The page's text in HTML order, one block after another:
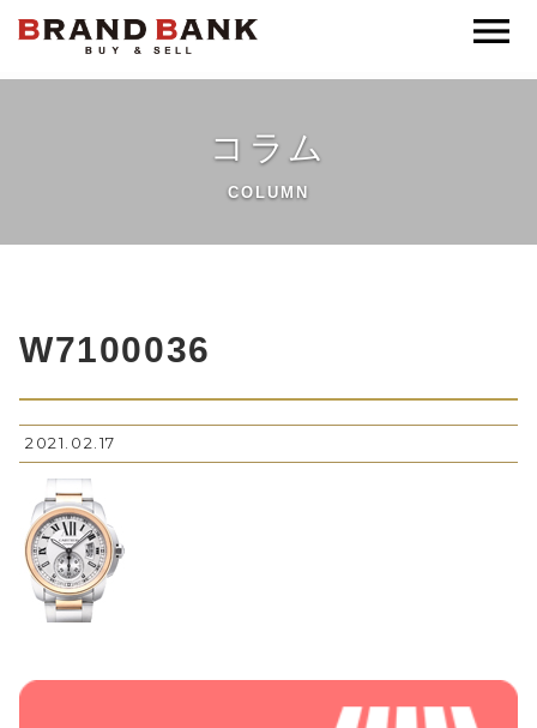
ブランドバンク公式
コラム
COLUMN
W7100036
2021.02.17